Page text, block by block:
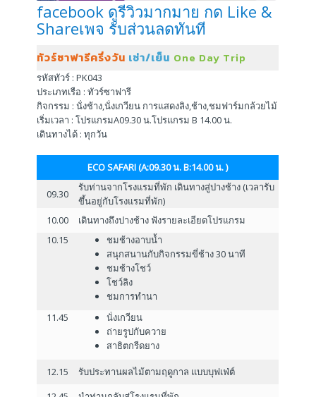
facebook ดูรีวิวมากมาย กด Like &
Shareเพจ รับส่วนลดทันที
ทัวร์ซาฟารีครึ่งวัน เช่า/เย็น One Day Trip
รหัสทัวร์ : PK043
ประเภทเรือ : ทัวร์ซาฟารี
กิจกรรม : นั่งช้าง,นั่งเกวียน การแสดงลิง,ช้าง,ชมฟาร์มกล้วยไม้
เริ่มเวลา : โปรแกรมA09.30 น.โปรแกรม B 14.00 น.
เดินทางได้ : ทุกวัน
ECO SAFARI (A:09.30 น. B:14.00 น. )
09.30
รับท่านจากโรงแรมที่พัก เดินทางสู่ปางช้าง (เวลารับ
ขึ้นอยู่กับโรงแรมที่พัก)
10.00
เดินทางถึงปางช้าง ฟังรายละเอียดโปรแกรม
10.15
ชมช้างอาบน้ำ
สนุกสนานกับกิจกรรมขี่ช้าง 30 นาที
ชมช้างโชว์
โชว์ลิง
ชมการทำนา
11.45
นั่งเกวียน
ถ่ายรูปกับควาย
สาธิตกรีดยาง
12.15
รับประทานผลไม้ตามฤดูกาล แบบบุฟเฟ่ต์